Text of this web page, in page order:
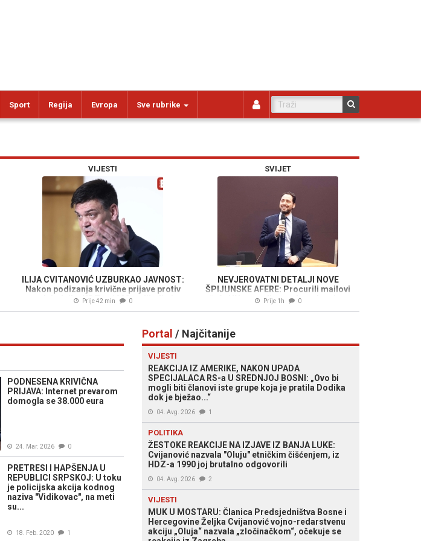
Sport Regija Evropa Sve rubrike
VIJESTI
ILIJA CVITANOVIĆ UZBURKAO JAVNOST:
Nakon podizanja krivične prijave protiv
predsjednika HDZ-a 1990, uslijedio je
Prije 42 min 0
SVIJET
NEVJEROVATNI DETALJI NOVE
ŠPIJUNSKE AFERE: Procurili mailovi
šefa UN-a, godinama Izraelu tajno
Prije 1h 0
PODNESENA KRIVIČNA
PRIJAVA: Internet prevarom
domogla se 38.000 eura
24. Mar. 2026 0
PRETRESI I HAPŠENJA U
REPUBLICI SRPSKOJ: U toku
je policijska akcija kodnog
naziva "Vidikovac", na meti
su...
18. Feb. 2020 1
Portal / Najčitanije
VIJESTI
REAKCIJA IZ AMERIKE, NAKON UPADA
SPECIJALACA RS-a U SREDNJOJ BOSNI: „Ovo bi
mogli biti članovi iste grupe koja je pratila Dodika
dok je bježao...“
04. Avg. 2026 1
POLITIKA
ŽESTOKE REAKCIJE NA IZJAVE IZ BANJA LUKE:
Cvijanović nazvala "Oluju" etničkim čišćenjem, iz
HDZ-a 1990 joj brutalno odgovorili
04. Avg. 2026 2
VIJESTI
MUK U MOSTARU: Članica Predsjedništva Bosne i
Hercegovine Željka Cvijanović vojno-redarstvenu
akciju „Oluja“ nazvala „zločinačkom“, očekuje se